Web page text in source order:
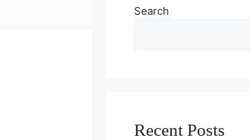
Search
Recent Posts